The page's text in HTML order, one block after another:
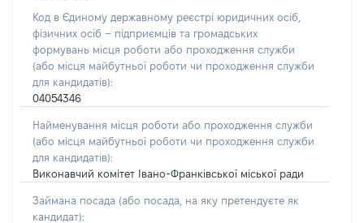
Код в Єдиному державному реєстрі юридичних осіб,
фізичних осіб – підприємців та громадських
формувань місця роботи або проходження служби
(або місця майбутньої роботи чи проходження служби
для кандидатів):
04054346
Найменування місця роботи або проходження служби
(або місця майбутньої роботи чи проходження служби
для кандидатів):
Виконавчий комітет Івано-Франківської міської ради
Займана посада (або посада, на яку претендуєте як
кандидат):